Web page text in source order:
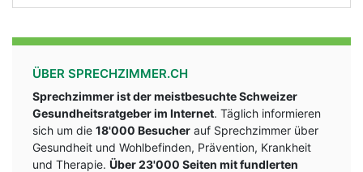
ÜBER SPRECHZIMMER.CH
Sprechzimmer ist der meistbesuchte Schweizer
Gesundheitsratgeber im Internet. Täglich informieren
sich um die 18'000 Besucher auf Sprechzimmer über
Gesundheit und Wohlbefinden, Prävention, Krankheit
und Therapie. Über 23'000 Seiten mit fundlerten